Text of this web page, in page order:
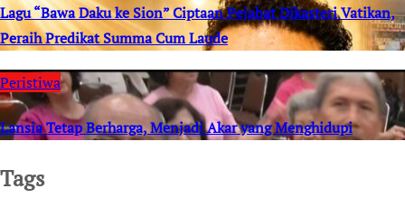
Lagu “Bawa Daku ke Sion” Ciptaan Pejabat Dikasteri Vatikan,
Peraih Predikat Summa Cum Laude
Peristiwa
Lansia Tetap Berharga, Menjadi Akar yang Menghidupi
Tags